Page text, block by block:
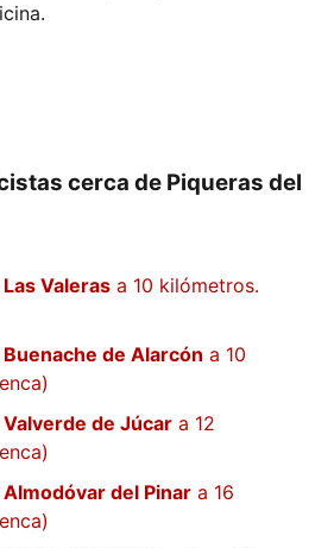
cerca de Piqueras del
Las Valeras a 10 kilómetros.
Buenache de Alarcón a 10
Valverde de Júcar a 12
Almodóvar del Pinar a 16